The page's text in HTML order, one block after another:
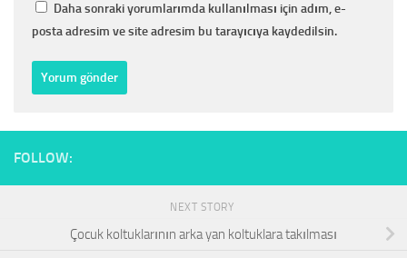
Daha sonraki yorumlarımda kullanılması için adım, e-
posta adresim ve site adresim bu tarayıcıya kaydedilsin.
FOLLOW:
NEXT STORY
Çocuk koltuklarının arka yan koltuklara takılması